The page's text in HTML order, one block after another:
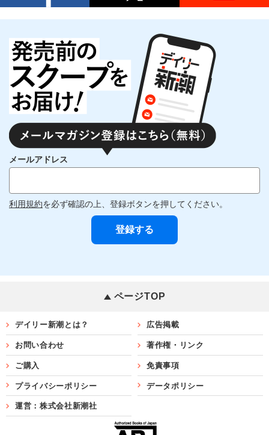
メールアドレス
利用規約を必ず確認の上、登録ボタンを押してください。
ページTOP
デイリー新潮とは？ 広告掲載
お問い合わせ 著作権・リンク
ご購入 免責事項
プライバシーポリシー データポリシー
運営：株式会社新潮社